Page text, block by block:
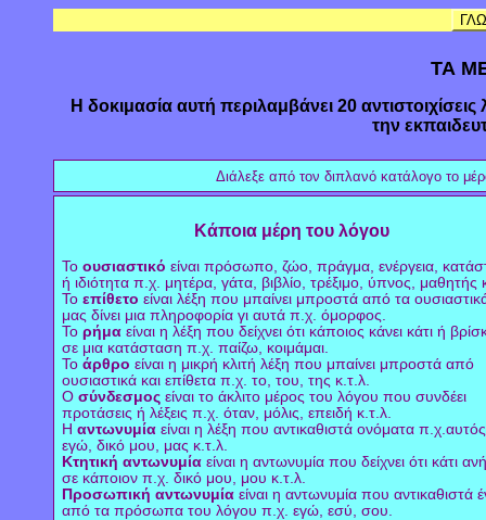
ΤΑ
Η δοκιμασία αυτή περιλαμβάνει 20
την
Διάλεξε από τον διπλανό κατάλογο το
Κάποια μέρη του λόγου
Το ουσιαστικό είναι πρόσωπο, ζώο, πράγμα, ενέργεια,
ή ιδιότητα π.χ. μητέρα, γάτα, βιβλίο, τρέξιμο, ύπνος, μαθητής
Το επίθετο είναι λέξη που μπαίνει μπροστά από τα
μας δίνει μια πληροφορία γι αυτά π.χ. όμορφος.
Το ρήμα είναι η λέξη που δείχνει ότι κάποιος κάνει κάτι ή
σε μια κατάσταση π.χ. παίζω, κοιμάμαι.
Το άρθρο είναι η μικρή κλιτή λέξη που μπαίνει μπροστά από
ουσιαστικά και επίθετα π.χ. το, του, της κ.τ.λ.
Ο σύνδεσμοςείναι το άκλιτο μέρος του λόγου που συνδέει
προτάσεις ή λέξεις π.χ. όταν, μόλις, επειδή κ.τ.λ.
Η αντωνυμίαείναι η λέξη που αντικαθιστά ονόματα
εγώ, δικό μου, μας κ.τ.λ.
Κτητική αντωνυμίαείναι η αντωνυμία που δείχνει ότι κάτι
σε κάποιον π.χ. δικό μου, μου κ.τ.λ.
Προσωπική αντωνυμίαείναι η αντωνυμία που αντικαθιστά
από τα πρόσωπα του λόγου π.χ. εγώ, εσύ, σου.